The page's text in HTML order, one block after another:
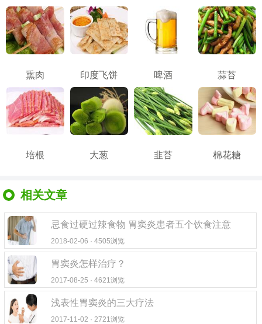
熏肉 印度飞饼 啤酒 蒜苔
培根 大葱 韭苔 棉花糖
相关文章
忌食过硬过辣食物 胃窦炎患者五个饮食注意
2018-02-06 · 4505浏览
胃窦炎怎样治疗？
2017-08-25 · 4621浏览
浅表性胃窦炎的三大疗法
2017-11-02 · 2721浏览